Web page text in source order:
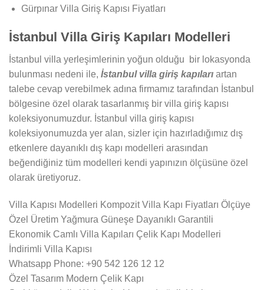
Gürpınar Villa Giriş Kapısı Fiyatları
İstanbul Villa Giriş Kapıları Modelleri
İstanbul villa yerleşimlerinin yoğun olduğu bir lokasyonda
bulunması nedeni ile, İstanbul villa giriş kapıları artan
talebe cevap verebilmek adına firmamız tarafından İstanbul
bölgesine özel olarak tasarlanmış bir villa giriş kapısı
koleksiyonumuzdur. İstanbul villa giriş kapısı
koleksiyonumuzda yer alan, sizler için hazırladığımız dış
etkenlere dayanıklı dış kapı modelleri arasından
beğendiğiniz tüm modelleri kendi yapınızın ölçüsüne özel
olarak üretiyoruz.
Villa Kapısı Modelleri Kompozit Villa Kapı Fiyatları Ölçüye
Özel Üretim Yağmura Güneşe Dayanıklı Garantili
Ekonomik Camlı Villa Kapıları Çelik Kapı Modelleri
İndirimli Villa Kapısı
Whatsapp Phone: +90 542 126 12 12
Özel Tasarım Modern Çelik Kapı